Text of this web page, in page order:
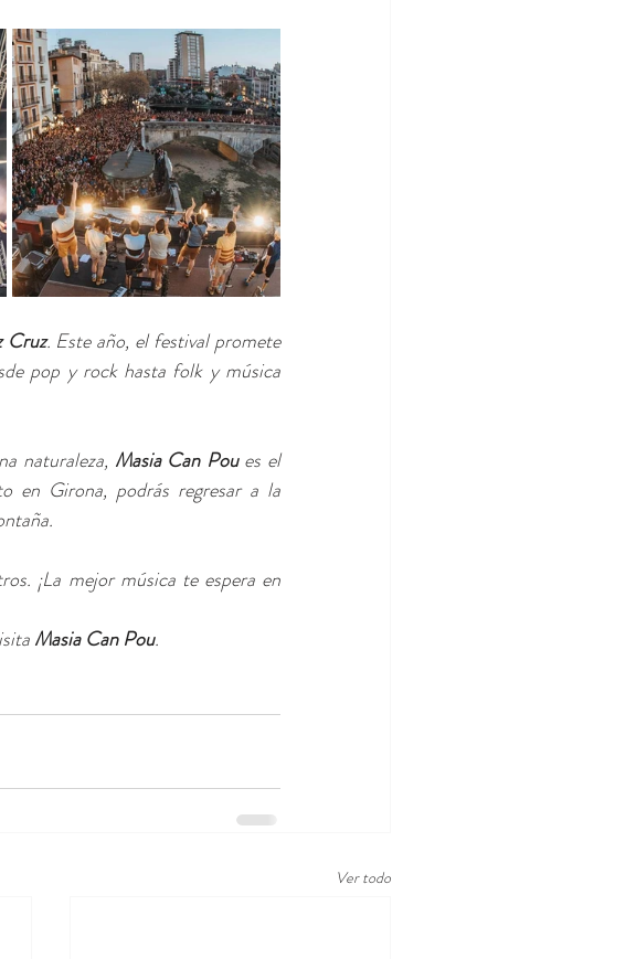
Cruz. Este año, el festival promete
pop y rock hasta folk y música
naturaleza, Masia Can Pou es el
en Girona, podrás regresar a la
¡La mejor música te espera en
Masia Can Pou.
Ver todo